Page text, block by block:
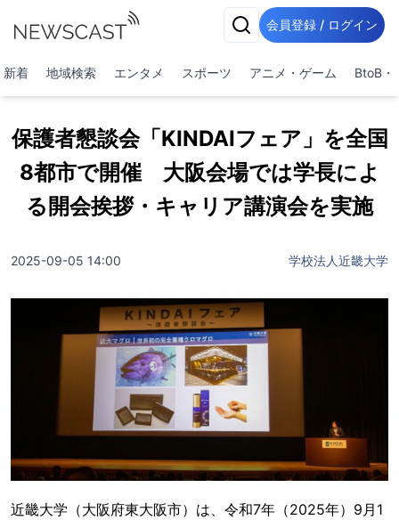
会員登録 / ログイン
新着 地域検索 エンタメ スポーツ アニメ・ゲーム BtoB・
保護者懇談会「KINDAIフェア」を全国
8都市で開催 大阪会場では学長によ
る開会挨拶・キャリア講演会を実施
2025-09-05 14:00 学校法人近畿大学
近畿大学（大阪府東大阪市）は、令和7年（2025年）9月1